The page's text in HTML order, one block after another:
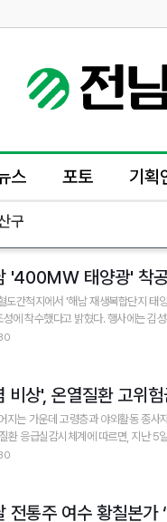
구
스 포토 기획
'400MW 태양광' 착
도간척지에서 '해남 재생복합단지 태
에 착수했다고 밝혔다. 행사에는 김
비상', 온열질환 고위
지는 가운데 고령층과 야외활동 종사
온열질환 응급실감시체계에 따르면, 지